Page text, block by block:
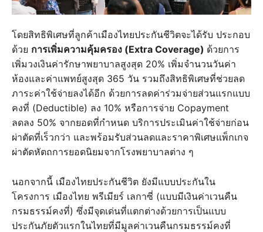
โดยสิทธิพิเศษที่ลูกค้าเมืองไทยประกันชีวิตจะได้รับ ประกอบ
ด้วย การเพิ่มความคุ้มครอง (Extra Coverage) ด้วยการ
เพิ่มวงเงินค่ารักษาพยาบาลสูงสุด 20% เพิ่มจำนวนวันค่า
ห้องและค่าแพทย์สูงสุด 365 วัน รวมถึงสิทธิพิเศษที่ช่วยลด
ภาระค่าใช้จ่ายลงได้อีก ด้วยการลดค่าร่วมจ่ายส่วนแรกแบบ
คงที่ (Deductible) ลง 10% หรือการจ่าย Copayment
ลดลง 50% จากยอดที่กำหนด บริการประเมินค่าใช้จ่ายก่อน
ผ่าตัดที่เร็วกว่า และพร้อมรับส่วนลดและราคาพิเศษแพ็กเกจ
ผ่าตัดหัตถการยอดนิยมจากโรงพยาบาลต่าง ๆ
นอกจากนี้ เมืองไทยประกันชีวิต ยังมีแบบประกันใน
โครงการ เมืองไทย พรีเมียร์ เลกาซี่ (แบบมีเงินค่าเวนคืน
กรมธรรม์คงที่) ซึ่งมีจุดเด่นที่แตกต่างด้วยการเป็นแบบ
ประกันภัยตัวแรกในไทยที่มีมูลค่าเวนคืนกรมธรรม์คงที่